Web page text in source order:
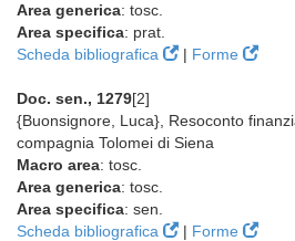
Area generica: tosc.
Area specifica: prat.
Scheda bibliografica
| Forme
Doc. sen., 1279[2]
{Buonsignore, Luca}, Resoconto
compagnia Tolomei di Siena
Macro area: tosc.
Area generica: tosc.
Area specifica: sen.
Scheda bibliografica
| Forme